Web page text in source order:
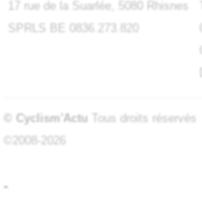
17 rue de la Suarlée, 5080 Rhisnes
SPRLS BE 0836.273.820
© Cyclism'Actu Tous droits réservés
©2008-2026
-